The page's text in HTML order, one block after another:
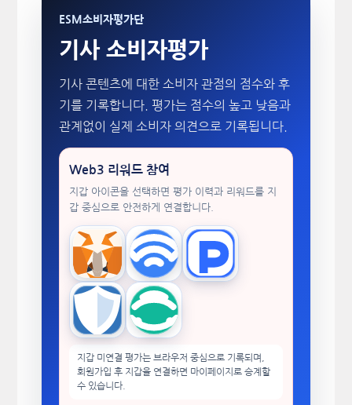
ESM소비자평가단
기사 소비자평가
기사 콘텐츠에 대한 소비자 관점의 점수와 후
기를 기록합니다. 평가는 점수의 높고 낮음과
관계없이 실제 소비자 의견으로 기록됩니다.
Web3 리워드 참여
지갑 아이콘을 선택하면 평가 이력과 리워드를 지
갑 중심으로 안전하게 연결합니다.
MetaMask WalletConnectTokenPocket
Trust Wallet imToken
지갑 미연결 평가는 브라우저 중심으로 기록되며,
회원가입 후 지갑을 연결하면 마이페이지로 승계할
수 있습니다.